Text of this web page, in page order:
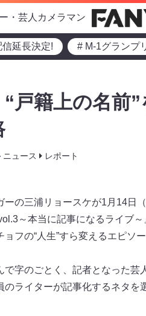
・芸人カメラマン
信延長決定! # M-1グランプ
“戸籍上の名
ニュース レポート
ーの三浦リョースケが1月14日
～本当に記事になるライブ
フの“人生”すら変えるエピソ
で字のごとく、記者となった
のライターが記事化するネタ